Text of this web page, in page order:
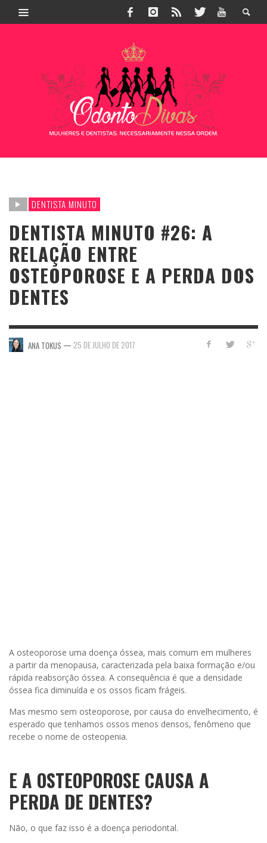
DENTISTA MINUTO
DENTISTA MINUTO #26: A
RELAÇÃO ENTRE
OSTEOPOROSE E A PERDA DOS
DENTES
ANA TOKUS — 25 DE JULHO DE 2017
A osteoporose uma doença óssea, mais comum em mulheres
a partir da menopausa, caracterizada pela baixa formação e/ou
rápida reabsorção óssea. A consequência é que a densidade
óssea fica diminuída e os ossos ficam frágeis.
Mas mesmo sem osteoporose, por causa do envelhecimento, é
esperado que tenhamos ossos menos densos, fenômeno que
recebe o nome de osteopenia.
E A OSTEOPOROSE CAUSA A
PERDA DE DENTES?
Não, o que faz isso é a doença periodontal.